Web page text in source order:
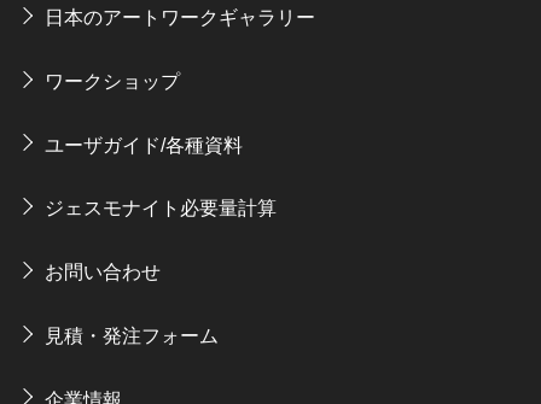
日本のアートワークギャラリー
ワークショップ
ユーザガイド/各種資料
ジェスモナイト必要量計算
お問い合わせ
見積・発注フォーム
企業情報